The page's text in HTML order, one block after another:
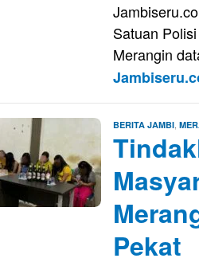
Satuan
Merangin
BERITA JAMBI
Pekat